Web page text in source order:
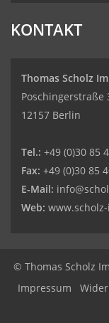
KONTAKT
Thomas Scholz
Poschingerstraße
12157 Berlin
Tel.: +49 (0)30 85
Fax: +49 (0)30 85
E-Mail:
Web:
© Thomas Scholz
Impressum